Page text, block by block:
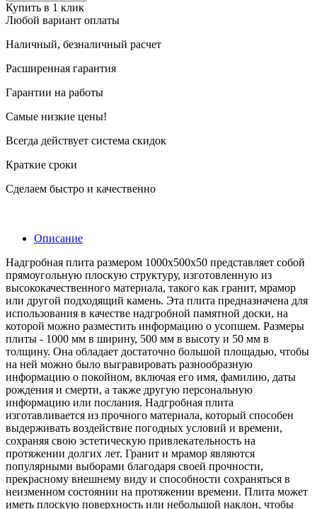
Купить в 1 клик
Любой вариант оплаты
Наличный, безналичный расчет
Расширенная гарантия
Гарантии на работы
Самые низкие цены!
Всегда действует система скидок
Краткие сроки
Сделаем быстро и качественно
Описание
Надгробная плита размером 1000x500x50 представляет собой
прямоугольную плоскую структуру, изготовленную из
высококачественного материала, такого как гранит, мрамор
или другой подходящий камень. Эта плита предназначена для
использования в качестве надгробной памятной доски, на
которой можно разместить информацию о усопшем. Размеры
плиты - 1000 мм в ширину, 500 мм в высоту и 50 мм в
толщину. Она обладает достаточно большой площадью, чтобы
на ней можно было выгравировать разнообразную
информацию о покойном, включая его имя, фамилию, даты
рождения и смерти, а также другую персональную
информацию или послания. Надгробная плита
изготавливается из прочного материала, который способен
выдерживать воздействие погодных условий и времени,
сохраняя свою эстетическую привлекательность на
протяжении долгих лет. Гранит и мрамор являются
популярными выборами благодаря своей прочности,
прекрасному внешнему виду и способности сохраняться в
неизменном состоянии на протяжении времени. Плита может
иметь плоскую поверхность или небольшой наклон, чтобы